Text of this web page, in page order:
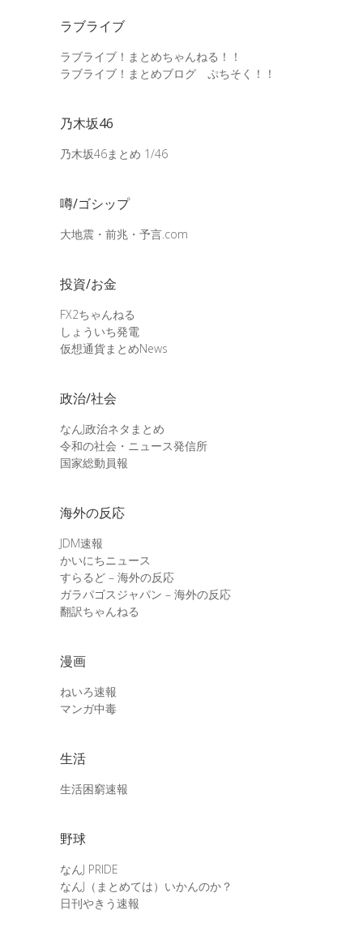
ラブライブ
ラブライブ！まとめちゃんねる！！
ラブライブ！まとめブログ ぷちそく！！
乃木坂46
乃木坂46まとめ 1/46
噂/ゴシップ
大地震・前兆・予言.com
投資/お金
FX2ちゃんねる
しょういち発電
仮想通貨まとめNews
政治/社会
なんJ政治ネタまとめ
令和の社会・ニュース発信所
国家総動員報
海外の反応
JDM速報
かいにちニュース
すらるど – 海外の反応
ガラパゴスジャパン – 海外の反応
翻訳ちゃんねる
漫画
ねいろ速報
マンガ中毒
生活
生活困窮速報
野球
なんJ PRIDE
なんJ（まとめては）いかんのか？
日刊やきう速報